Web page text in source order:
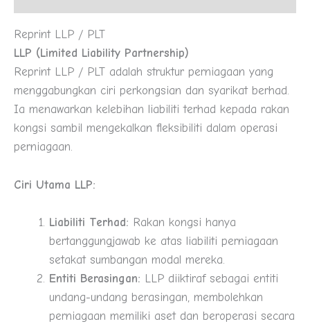
Reprint LLP / PLT
LLP (Limited Liability Partnership)
Reprint LLP / PLT adalah struktur perniagaan yang
menggabungkan ciri perkongsian dan syarikat berhad.
Ia menawarkan kelebihan liabiliti terhad kepada rakan
kongsi sambil mengekalkan fleksibiliti dalam operasi
perniagaan.
Ciri Utama LLP:
Liabiliti Terhad: Rakan kongsi hanya
bertanggungjawab ke atas liabiliti perniagaan
setakat sumbangan modal mereka.
Entiti Berasingan: LLP diiktiraf sebagai entiti
undang-undang berasingan, membolehkan
perniagaan memiliki aset dan beroperasi secara